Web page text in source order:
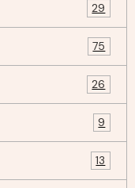
29
75
26
9
13